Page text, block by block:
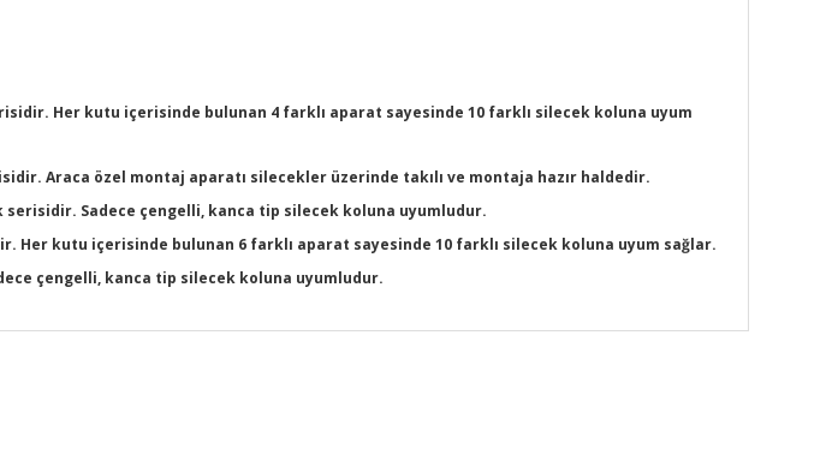
Her kutu içerisinde bulunan 4 farklı aparat sayesinde 10 farklı silecek koluna uyum
Araca özel montaj aparatı silecekler üzerinde takılı ve montaja hazır haldedir.
Sadece çengelli, kanca tip silecek koluna uyumludur.
kutu içerisinde bulunan 6 farklı aparat sayesinde 10 farklı silecek koluna uyum sağlar.
çengelli, kanca tip silecek koluna uyumludur.